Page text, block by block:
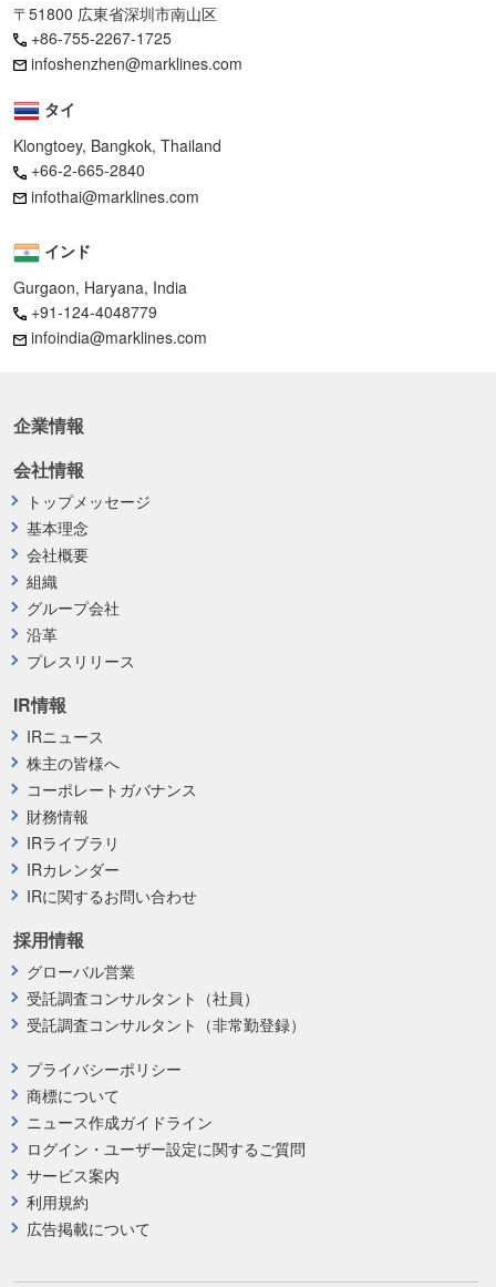
〒51800 広東省深圳市南山区
+86-755-2267-1725
infoshenzhen@marklines.com
タイ
Klongtoey, Bangkok, Thailand
+66-2-665-2840
infothai@marklines.com
インド
Gurgaon, Haryana, India
+91-124-4048779
infoindia@marklines.com
企業情報
プライバシーポリシー
商標について
ニュース作成ガイドライン
ログイン・ユーザー設定に関するご質問
サービス案内
利用規約
広告掲載について
採用情報
グローバル営業
受託調査コンサルタント（社員）
受託調査コンサルタント（非常勤登録）
会社情報
トップメッセージ
基本理念
会社概要
組織
グループ会社
沿革
プレスリリース
IR情報
IRニュース
株主の皆様へ
コーポレートガバナンス
財務情報
IRライブラリ
IRカレンダー
IRに関するお問い合わせ